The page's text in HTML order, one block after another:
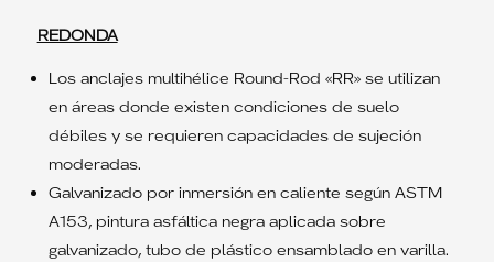
REDONDA
Los anclajes multihélice Round-Rod «RR» se utilizan
en áreas donde existen condiciones de suelo
débiles y se requieren capacidades de sujeción
moderadas.
Galvanizado por inmersión en caliente según ASTM
A153, pintura asfáltica negra aplicada sobre
galvanizado, tubo de plástico ensamblado en varilla.